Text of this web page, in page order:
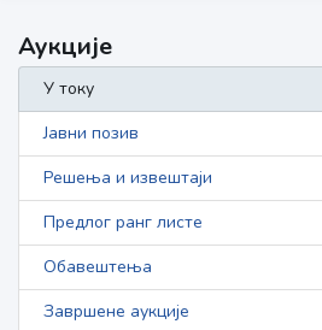
Аукције
У току
Јавни позив
Решења и извештаји
Предлог ранг листе
Обавештења
Завршене аукције